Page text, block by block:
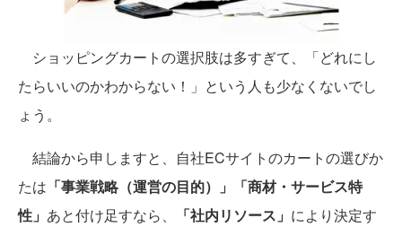
ショッピングカートの選択肢は多すぎて、「どれにし
たらいいのかわからない！」という人も少なくないでし
ょう。
結論から申しますと、自社ECサイトのカートの選びか
たは 「事業戦略（運営の目的）」「商材・サービス特
性」 あと付け足すなら、 「社内リソース」 により決定す